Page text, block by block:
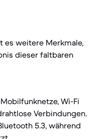
es weitere Merkmale,
dieser faltbaren
Wi-Fi
Verbindungen.
5.3, während